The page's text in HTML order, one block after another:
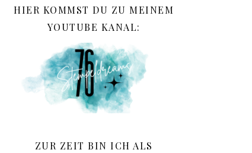
HIER KOMMST DU ZU MEINEM
YOUTUBE KANAL:
ZUR ZEIT BIN ICH ALS